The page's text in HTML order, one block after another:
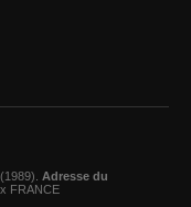
Adresse du
FRANCE